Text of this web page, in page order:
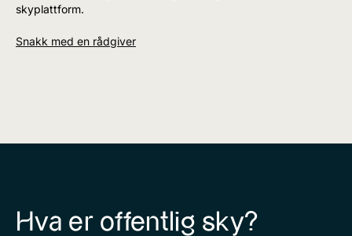
skyplattform.
Snakk med en rådgiver
Hva er offentlig sky?